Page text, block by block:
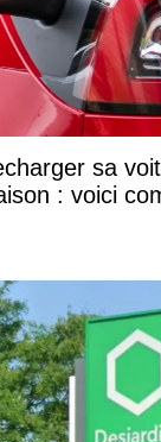
sa
: voici